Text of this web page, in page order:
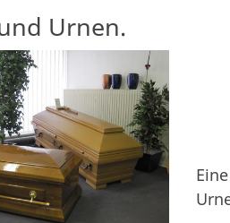
Urnen.